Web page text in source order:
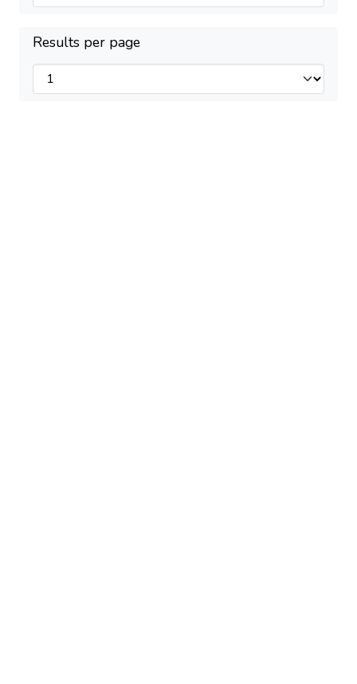
Results per page